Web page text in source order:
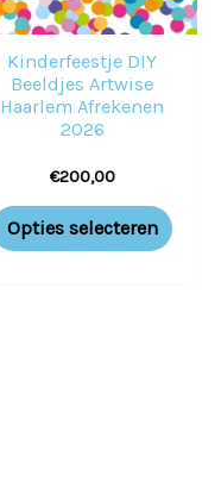
Kinderfeestje DIY
Beeldjes Artwise
Haarlem Afrekenen
2026
€200,00
Opties selecteren